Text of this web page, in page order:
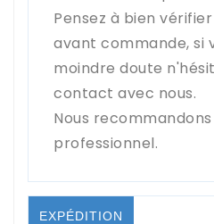
Pensez à bien
avant commande, si
moindre doute
contact avec nous.
Nous
professionnel.
EXPÉDITION